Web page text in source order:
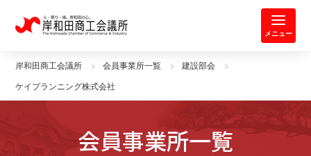
岸和田商工会議所 | 人・祭り・城。
メニュー
岸和田商工会議所 会員事業所一覧 建設部会
ケイプランニング株式会社
会員事業所一覧